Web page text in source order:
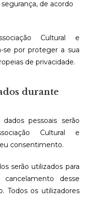
de acordo
Cultural e
se por proteger a sua
de privacidade.
durante
pessoais serão
Cultural e
consentimento.
serão utilizados para
desse
Todos os utilizadores